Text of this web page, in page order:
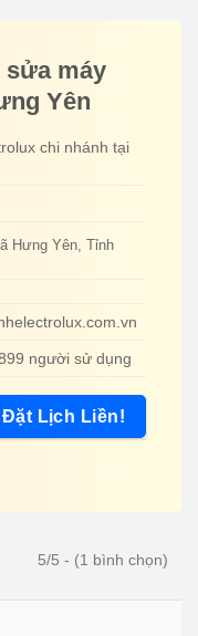
sửa máy
Yên
chi nhánh tại
Hưng Yên, Tỉnh
người sử dụng
Đặt Lịch Liền!
5/5 - (1 bình chọn)